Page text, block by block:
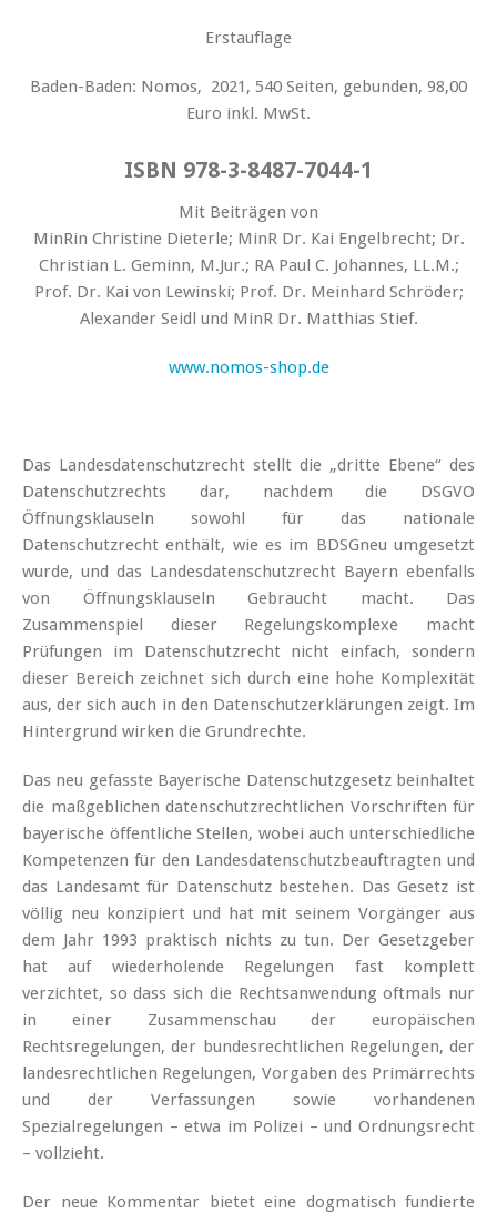
Erstauflage
Baden-Baden: Nomos, 2021, 540 Seiten, gebunden, 98,00
Euro inkl. MwSt.
ISBN 978-3-8487-7044-1
Mit Beiträgen von
MinRin Christine Dieterle; MinR Dr. Kai Engelbrecht; Dr.
Christian L. Geminn, M.Jur.; RA Paul C. Johannes, LL.M.;
Prof. Dr. Kai von Lewinski; Prof. Dr. Meinhard Schröder;
Alexander Seidl und MinR Dr. Matthias Stief.
www.nomos-shop.de
Das Landesdatenschutzrecht stellt die „dritte Ebene“ des
Datenschutzrechts dar, nachdem die DSGVO
Öffnungsklauseln sowohl für das nationale
Datenschutzrecht enthält, wie es im BDSGneu umgesetzt
wurde, und das Landesdatenschutzrecht Bayern ebenfalls
von Öffnungsklauseln Gebraucht macht. Das
Zusammenspiel dieser Regelungskomplexe macht
Prüfungen im Datenschutzrecht nicht einfach, sondern
dieser Bereich zeichnet sich durch eine hohe Komplexität
aus, der sich auch in den Datenschutzerklärungen zeigt. Im
Hintergrund wirken die Grundrechte.
Das neu gefasste Bayerische Datenschutzgesetz beinhaltet
die maßgeblichen datenschutzrechtlichen Vorschriften für
bayerische öffentliche Stellen, wobei auch unterschiedliche
Kompetenzen für den Landesdatenschutzbeauftragten und
das Landesamt für Datenschutz bestehen. Das Gesetz ist
völlig neu konzipiert und hat mit seinem Vorgänger aus
dem Jahr 1993 praktisch nichts zu tun. Der Gesetzgeber
hat auf wiederholende Regelungen fast komplett
verzichtet, so dass sich die Rechtsanwendung oftmals nur
in einer Zusammenschau der europäischen
Rechtsregelungen, der bundesrechtlichen Regelungen, der
landesrechtlichen Regelungen, Vorgaben des Primärrechts
und der Verfassungen sowie vorhandenen
Spezialregelungen – etwa im Polizei – und Ordnungsrecht
– vollzieht.
Der neue Kommentar bietet eine dogmatisch fundierte